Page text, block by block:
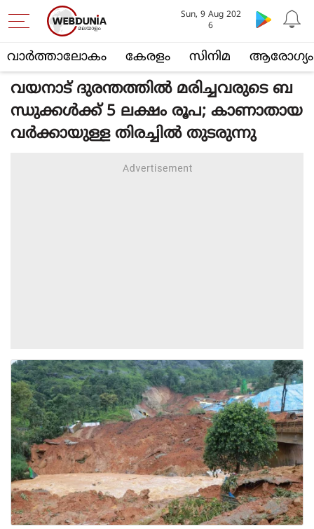
വാര്‍ത്താലോകം കേരളം സിനിമ ആരോഗ്യം
Sun, 9 Aug 202
6
വയനാട് ദുരന്തത്തില്‍ മരിച്ചവരുടെ ബ
ന്ധുക്കള്‍ക്ക് 5 ലക്ഷം രൂപ; കാണാതായ
വര്‍ക്കായുള്ള തിരച്ചില്‍ തുടരുന്നു